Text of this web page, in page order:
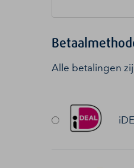
Alle betalingen